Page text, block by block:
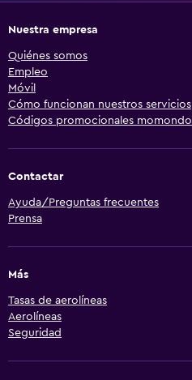
Nuestra empresa
Quiénes somos
Empleo
Móvil
Cómo funcionan nuestros servicios
Códigos promocionales momondo
Contactar
Ayuda/Preguntas frecuentes
Prensa
Más
Tasas de aerolíneas
Aerolíneas
Seguridad